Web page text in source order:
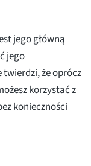
jego główną
jego
że oprócz
korzystać z
konieczności